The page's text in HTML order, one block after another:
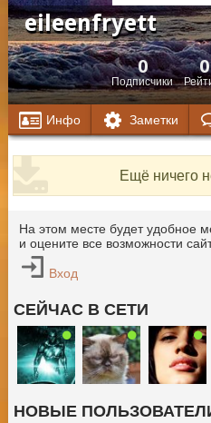
eileenfryett
Подписчики
0 0
Инфо Заметки
Ещё ничего
На этом месте будет удобное
и оцените все возможности
Вход
СЕЙЧАС В СЕТИ
НОВЫЕ